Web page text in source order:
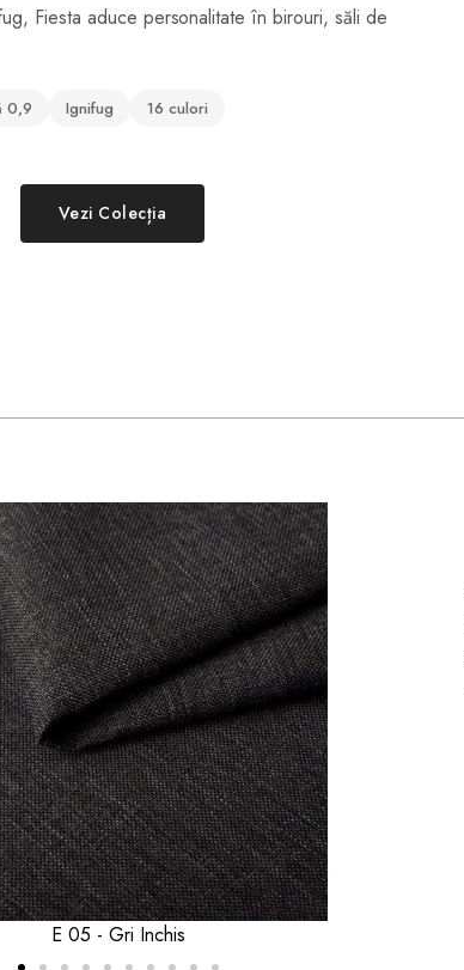
Fiesta aduce personalitate în birouri, săli de
0,9 Ignifug 16 culori
Vezi Colecția
E 09 - Bordo